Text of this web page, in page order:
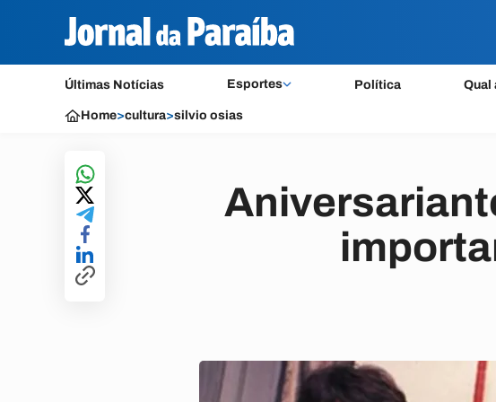
Últimas Notícias Esportes Política Qual
Home>cultura>silvio osias